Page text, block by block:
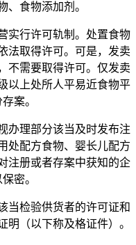
、食物添加剂。
行许可轨制。处置食物
法取得许可。可是，发卖
不需要取得许可。仅发卖
以上处所人平易近食物平
案。
理部分该当及时发布注
处配方食物、婴长儿配方
注册或者存案中获知的企
密。
检验供货者的许可证和
明（以下称及格证件）。